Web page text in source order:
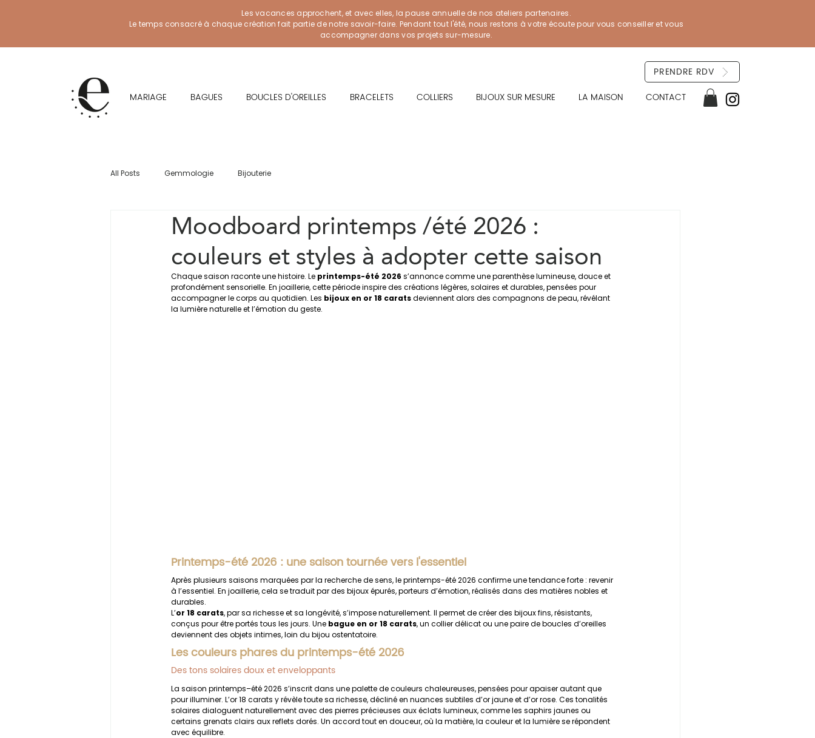
Les vacances approchent, et avec elles, la pause annuelle de nos ateliers partenaires.
Le temps consacré à chaque création fait partie de notre savoir-faire. Pendant tout l'été, nous restons à votre écoute pour vous conseiller et vous
accompagner dans vos projets sur-mesure.
PRENDRE RDV
MARIAGE
BAGUES BOUCLES D'OREILLES BRACELETS COLLIERS BIJOUX SUR MESURE LA MAISON CONTACT
All Posts Gemmologie Bijouterie
Moodboard printemps /été 2026 :
couleurs et styles à adopter cette saison
Chaque saison raconte une histoire. Le printemps-été 2026 s’annonce comme une parenthèse lumineuse, douce et
profondément sensorielle. En joaillerie, cette période inspire des créations légères, solaires et durables, pensées pour
accompagner le corps au quotidien. Les bijoux en or 18 carats deviennent alors des compagnons de peau, révélant
la lumière naturelle et l’émotion du geste.
Printemps-été 2026 : une saison tournée vers l'essentiel
Après plusieurs saisons marquées par la recherche de sens, le printemps-été 2026 confirme une tendance forte : revenir
à l’essentiel. En joaillerie, cela se traduit par des bijoux épurés, porteurs d’émotion, réalisés dans des matières nobles et
durables.
L’or 18 carats, par sa richesse et sa longévité, s’impose naturellement. Il permet de créer des bijoux fins, résistants,
conçus pour être portés tous les jours. Une bague en or 18 carats, un collier délicat ou une paire de boucles d’oreilles
deviennent des objets intimes, loin du bijou ostentatoire.
Les couleurs phares du printemps-été 2026
Des tons solaires doux et enveloppants
La saison printemps–été 2026 s’inscrit dans une palette de couleurs chaleureuses, pensées pour apaiser autant que
pour illuminer. L’or 18 carats y révèle toute sa richesse, décliné en nuances subtiles d’or jaune et d’or rose. Ces tonalités
solaires dialoguent naturellement avec des pierres précieuses aux éclats lumineux, comme les saphirs jaunes ou
certains grenats clairs aux reflets dorés. Un accord tout en douceur, où la matière, la couleur et la lumière se répondent
avec équilibre.